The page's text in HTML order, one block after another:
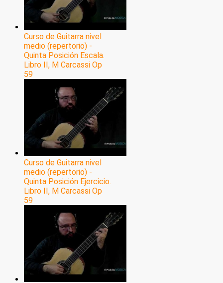
Curso de Guitarra nivel
medio (repertorio) -
Quinta Posición Escala.
Libro II, M Carcassi Op
59
Curso de Guitarra nivel
medio (repertorio) -
Quinta Posición Ejercicio.
Libro II, M Carcassi Op
59